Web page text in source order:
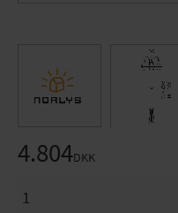
4.804DKK